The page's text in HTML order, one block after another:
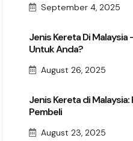
September 4, 2025
Jenis Kereta Di Malaysia
Untuk Anda?
August 26, 2025
Jenis Kereta di
Pembeli
August 23, 2025